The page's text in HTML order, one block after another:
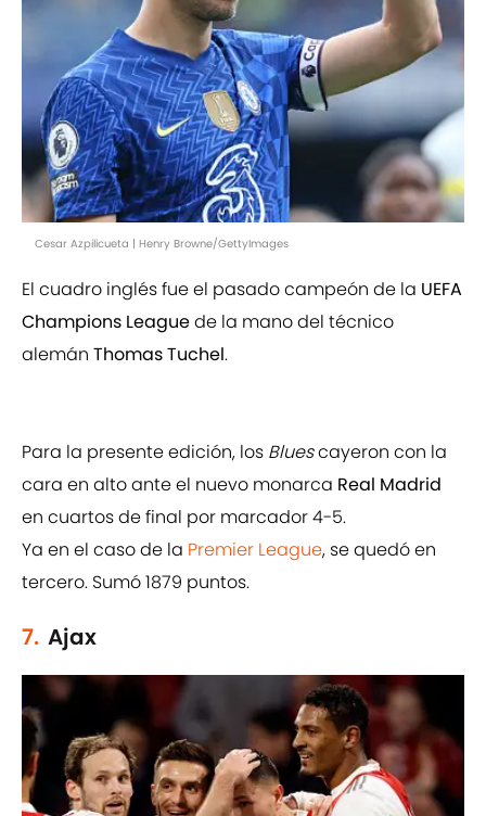
Cesar Azpilicueta | Henry Browne/GettyImages
El cuadro inglés fue el pasado campeón de la UEFA
Champions Leaguede la mano del técnico
alemán Thomas Tuchel.
Para la presente edición, los Bluescayeron con la
cara en alto ante el nuevo monarca Real Madrid
en cuartos de final por marcador 4-5.
Ya en el caso de la Premier League, se quedó en
tercero. Sumó 1879 puntos.
7. Ajax